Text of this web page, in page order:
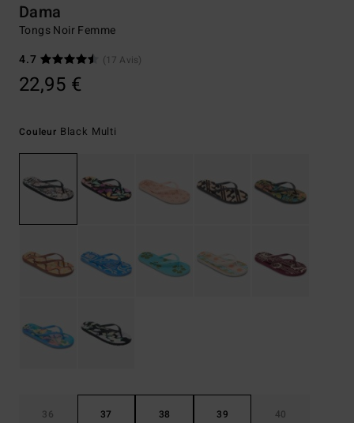
Dama
Tongs Noir Femme
4.7
(17 Avis)
22,95 €
Couleur Black Multi
36 37 38 39 40